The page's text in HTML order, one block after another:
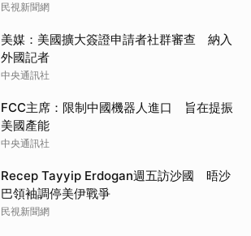
民視新聞網
美媒：美國擴大簽證申請者社群審查 納入
外國記者
中央通訊社
FCC主席：限制中國機器人進口 旨在提振
美國產能
中央通訊社
Recep Tayyip Erdogan週五訪沙國 晤沙
巴領袖調停美伊戰爭
民視新聞網